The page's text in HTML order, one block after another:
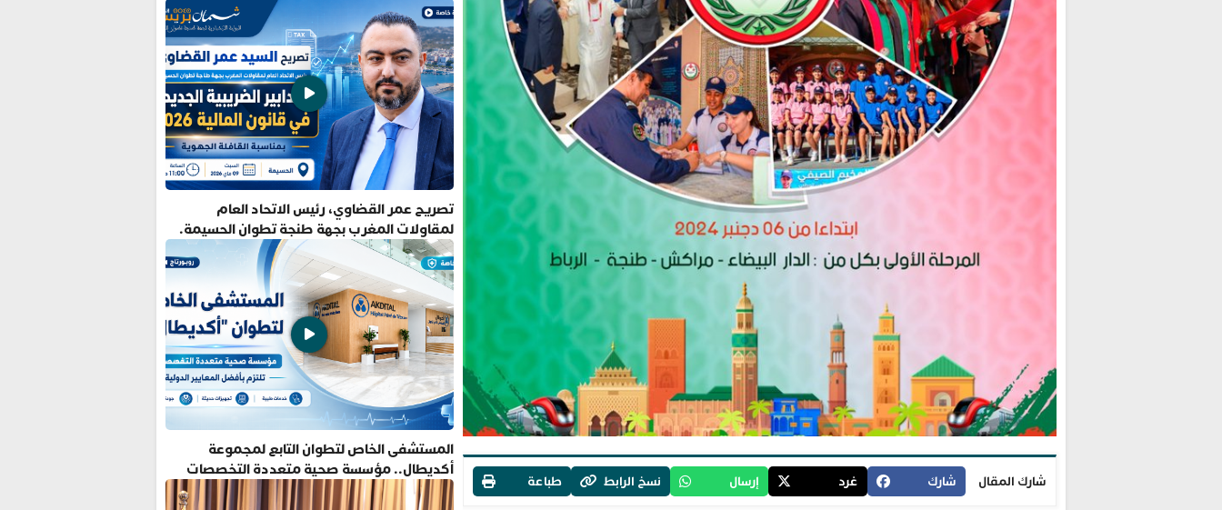
شارك المقال شارك غرد إرسال نسخ الرابط طباعة
تصريح عمر القضاوي، رئيس الاتحاد العام
لمقاولات المغرب بجهة طنجة تطوان الحسيمة.
المستشفى الخاص لتطوان التابع لمجموعة
أكديطال.. مؤسسة صحية متعددة التخصصات
تلتزم بأفضل المعايير الدولية